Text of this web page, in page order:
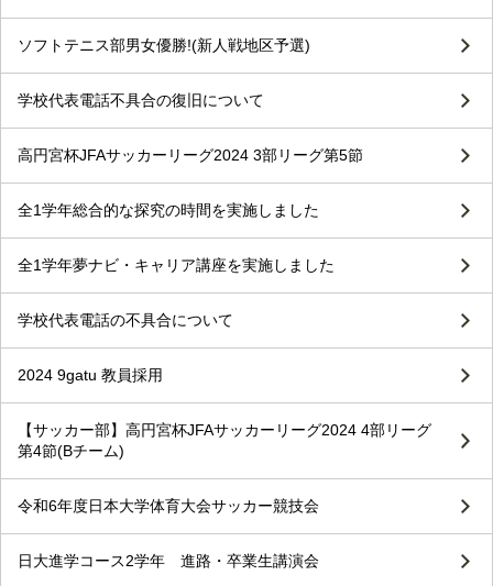
ソフトテニス部男女優勝!(新人戦地区予選)
学校代表電話不具合の復旧について
高円宮杯JFAサッカーリーグ2024 3部リーグ第5節
全1学年総合的な探究の時間を実施しました
全1学年夢ナビ・キャリア講座を実施しました
学校代表電話の不具合について
2024 9gatu 教員採用
【サッカー部】高円宮杯JFAサッカーリーグ2024 4部リーグ
第4節(Bチーム)
令和6年度日本大学体育大会サッカー競技会
日大進学コース2学年 進路・卒業生講演会